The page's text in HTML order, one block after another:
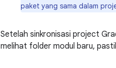
paket yang sama dalam
Setelah sinkronisasi project
melihat folder modul baru,